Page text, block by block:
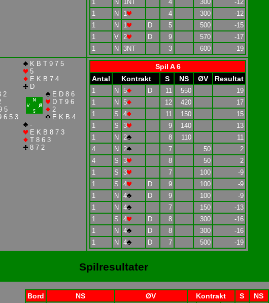
1
N 1NT 4 300
-12
1
N 1 4 300
-12
1
N 1 D 5 500
-15
1
V 2 D 9 570
-17
1
N 3NT 3 600
-19
K B T 9 7 5
5
E K B 7 4
D
2
5
6 5 3
E D 8 6
D T 9 6
2
E K B 4
-
E K B 8 7 3
T 8 6 3
8 7 2
Spil A 6
Antal
Kontrakt S NS ØV Resultat
1 N 5 D 11 550
19
1
N 5 12 420
17
1
S 4 11 150
15
1
S 3 9 140
13
1
N 2 8 110
11
4
N 2 7 50
2
4
S 3 8 50
2
1
S 3 7 100
-9
1
S 4 D 9 100
-9
1
N 4 D 9 100
-9
1
N 4 7 150
-13
1
S 4 D 8 300
-16
1
N 4 D 8 300
-16
1
N 4 D 7 500 -19
Spilresultater
Bord NS ØV Kontrakt S NS